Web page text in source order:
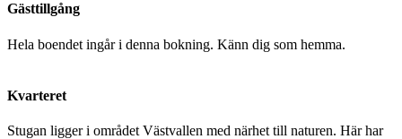
Gästtillgång
Hela boendet ingår i denna bokning. Känn dig som hemma.
Kvarteret
Stugan ligger i området Västvallen med närhet till naturen. Här har